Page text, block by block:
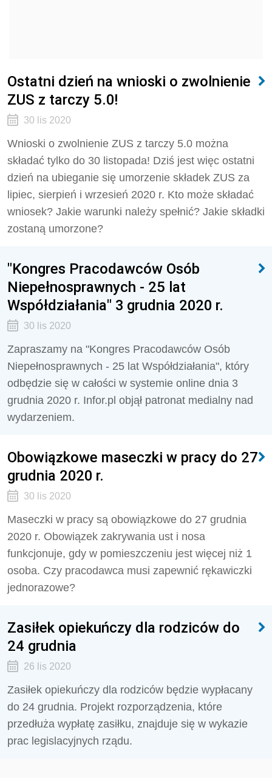
Ostatni dzień na wnioski o zwolnienie
ZUS z tarczy 5.0!
30 lis 2020
Wnioski o zwolnienie ZUS z tarczy 5.0 można
składać tylko do 30 listopada! Dziś jest więc ostatni
dzień na ubieganie się umorzenie składek ZUS za
lipiec, sierpień i wrzesień 2020 r. Kto może składać
wniosek? Jakie warunki należy spełnić? Jakie składki
zostaną umorzone?
"Kongres Pracodawców Osób
Niepełnosprawnych - 25 lat
Współdziałania" 3 grudnia 2020 r.
30 lis 2020
Zapraszamy na "Kongres Pracodawców Osób
Niepełnosprawnych - 25 lat Współdziałania", który
odbędzie się w całości w systemie online dnia 3
grudnia 2020 r. Infor.pl objął patronat medialny nad
wydarzeniem.
Obowiązkowe maseczki w pracy do 27
grudnia 2020 r.
30 lis 2020
Maseczki w pracy są obowiązkowe do 27 grudnia
2020 r. Obowiązek zakrywania ust i nosa
funkcjonuje, gdy w pomieszczeniu jest więcej niż 1
osoba. Czy pracodawca musi zapewnić rękawiczki
jednorazowe?
Zasiłek opiekuńczy dla rodziców do
24 grudnia
26 lis 2020
Zasiłek opiekuńczy dla rodziców będzie wypłacany
do 24 grudnia. Projekt rozporządzenia, które
przedłuża wypłatę zasiłku, znajduje się w wykazie
prac legislacyjnych rządu.